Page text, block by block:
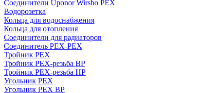
Соединители Uponor Wirsbo PEX
Водорозетка
Кольца для водоснабжения
Кольца для отопления
Соединители для радиаторов
Соединитель PEX-PEX
Тройник PEX
Тройник PEX-резьба ВР
Тройник PEX-резьба НР
Угольник PEX
Угольник PEX ВР